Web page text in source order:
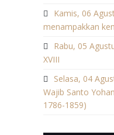
Kamis, 06
menampakkan
Rabu, 05
XVIII
Selasa, 04
Wajib Santo
1786-1859)